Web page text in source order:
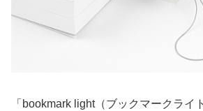
「bookmark light（ブックマークライ